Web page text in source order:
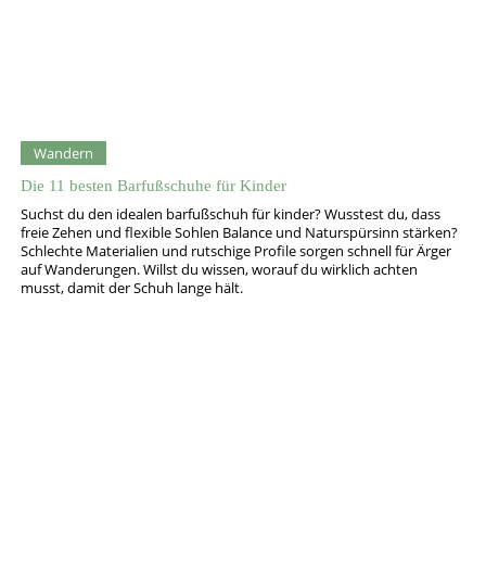
Wandern
Die 11 besten Barfußschuhe für Kinder
Suchst du den idealen barfußschuh für kinder? Wusstest du, dass
freie Zehen und flexible Sohlen Balance und Naturspürsinn stärken?
Schlechte Materialien und rutschige Profile sorgen schnell für Ärger
auf Wanderungen. Willst du wissen, worauf du wirklich achten
musst, damit der Schuh lange hält.